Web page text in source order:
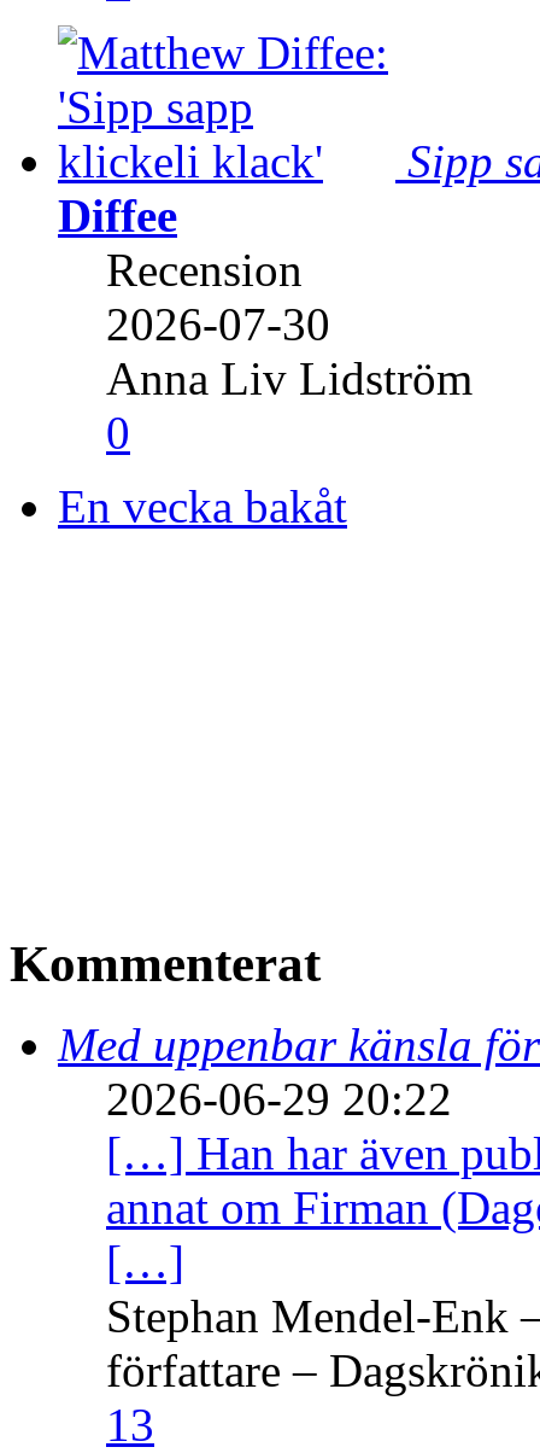
Sipp
Diffee
Recension
2026-07-30
Anna Liv Lidström
0
En vecka bakåt
Kommenterat
Med uppenbar känsla
2026-06-29 20:22
[…] Han har även
annat om Firman
[…]
Stephan Mendel-Enk
författare –
13